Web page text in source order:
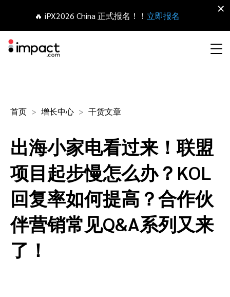
追踪 参与
保护 监控
网红营销管理平台
推荐营销管理平台
助力品牌高效起量“老带新”计划
推荐营销
移动端合作伙伴
业务开发
分析归因
网红合作伙伴
移动应用合作伙伴
媒体合作伙伴
Technology partners
Technology partners directory
Referral partners
出海生态观察
成功案例
合作伙伴经济
iPX25 China 出海峰会
新闻中心
可持续发展
Italiano
Français
Deutsch
🔥 iPX2026 China 正式报名！！ 立即报名
×
首页 增长中心 干货文章
出海小家电看过来！联盟
项目起步慢怎么办？KOL
回复率如何提高？合作伙
伴营销常见Q&A系列又来
了！